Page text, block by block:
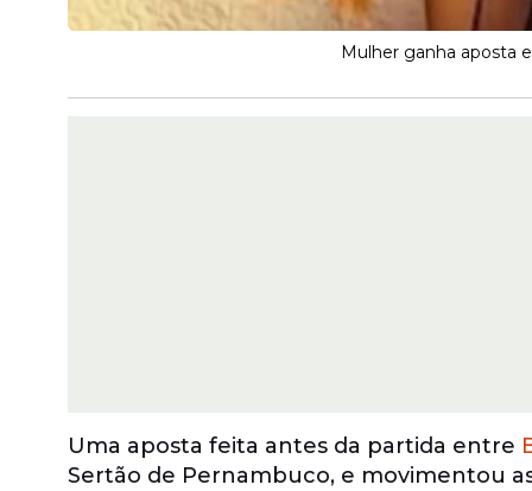
Mulher ganha aposta
Uma aposta feita antes da partida entre
Sertão de Pernambuco, e movimentou